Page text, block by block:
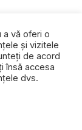
a vă oferi o
și vizitele
de acord
însă accesa
dvs.